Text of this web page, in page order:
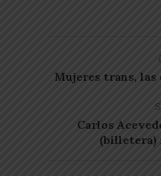
Mujeres trans, las
Carlos
(billetera)